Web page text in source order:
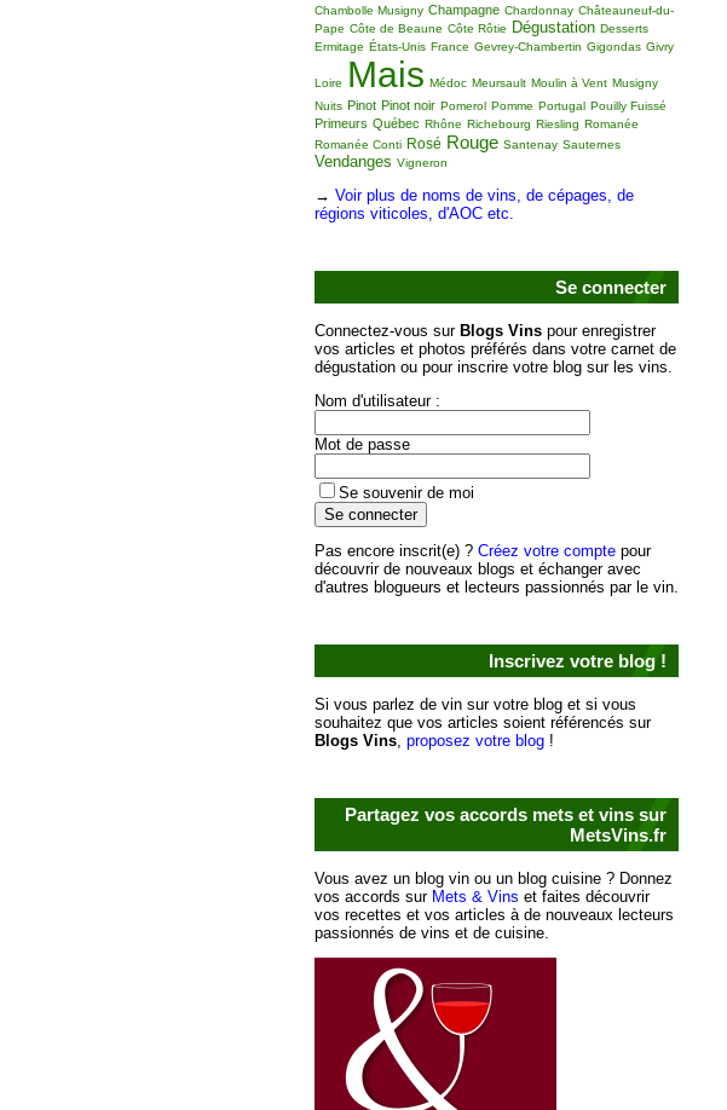
Chambolle Musigny Champagne Chardonnay Châteauneuf-du-
Pape Côte de Beaune Côte Rôtie Dégustation Desserts
Ermitage États-Unis France Gevrey-Chambertin Gigondas Givry
Loire Mais Médoc Meursault Moulin à Vent Musigny
Nuits Pinot Pinot noir Pomerol Pomme Portugal Pouilly Fuissé
Primeurs Québec Rhône Richebourg Riesling Romanée
Romanée Conti Rosé Rouge Santenay Sauternes
Vendanges Vigneron
→ Voir plus de noms de vins, de cépages, de
régions viticoles, d'AOC etc.
Se connecter
Connectez-vous sur Blogs Vinspour enregistrer
vos articles et photos préférés dans votre carnet de
dégustation ou pour inscrire votre blog sur les vins.
Nom d'utilisateur :
Mot de passe
Se souvenir de moi
Pas encore inscrit(e) ? Créez votre comptepour
découvrir de nouveaux blogs et échanger avec
d'autres blogueurs et lecteurs passionnés par le vin.
Inscrivez votre blog !
Si vous parlez de vin sur votre blog et si vous
souhaitez que vos articles soient référencés sur
Blogs Vins, proposez votre blog!
Partagez vos accords mets et vins sur
MetsVins.fr
Vous avez un blog vin ou un blog cuisine ? Donnez
vos accords sur Mets & Vins et faites découvrir
vos recettes et vos articles à de nouveaux lecteurs
passionnés de vins et de cuisine.